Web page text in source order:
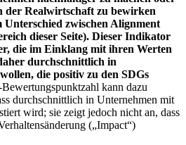
der Realwirtschaft zu bewirken
Unterschied zwischen Alignment
dieser Seite). Dieser Indikator
die im Einklang mit ihren Werten
durchschnittlich in
die positiv zu den SDGs
kann dazu
durchschnittlich in Unternehmen mit
wird; sie zeigt jedoch nicht an, dass
(„Impact“)